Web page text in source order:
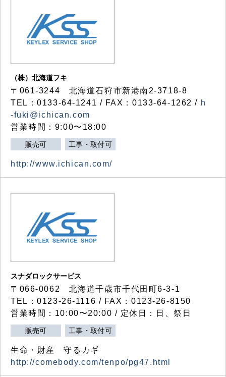
（株）北海道フキ
〒061-3244 北海道石狩市新港南2-3718-8
TEL：0133-64-1241 / FAX：0133-64-1262 / h
-fuki@ichican.com
営業時間：9:00〜18:00
販売可 工事・取付可
http://www.ichican.com/
スナダロックサービス
〒066-0062 北海道千歳市千代田町6-3-1
TEL：0123-26-1116 / FAX：0123-26-8150
営業時間：10:00〜20:00 / 定休日：日、祭日
販売可 工事・取付可
生命・財産 守るカギ
http://comebody.com/tenpo/pg47.html